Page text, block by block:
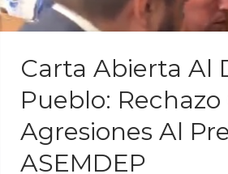
Carta Abierta Al
Pueblo:
Agresiones Al
ASEMDEP